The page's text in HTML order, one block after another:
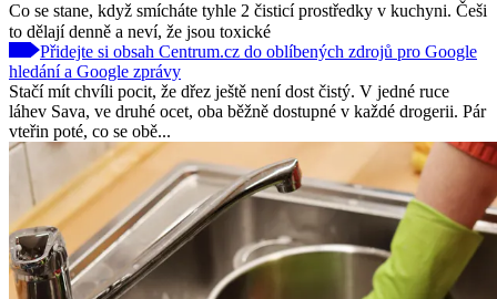
Co se stane, když smícháte tyhle 2 čisticí prostředky v kuchyni. Češi
to dělají denně a neví, že jsou toxické
Přidejte si obsah Centrum.cz do oblíbených zdrojů pro Google
hledání a Google zprávy
Stačí mít chvíli pocit, že dřez ještě není dost čistý. V jedné ruce
láhev Sava, ve druhé ocet, oba běžně dostupné v každé drogerii. Pár
vteřin poté, co se obě...